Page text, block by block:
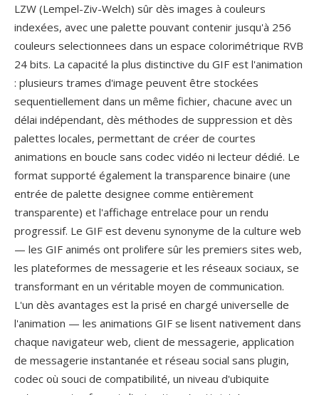
LZW (Lempel-Ziv-Welch) sûr dès images à couleurs
indexées, avec une palette pouvant contenir jusqu'à 256
couleurs selectionnees dans un espace colorimétrique RVB
24 bits. La capacité la plus distinctive du GIF est l'animation
: plusieurs trames d'image peuvent être stockées
sequentiellement dans un même fichier, chacune avec un
délai indépendant, dès méthodes de suppression et dès
palettes locales, permettant de créer de courtes
animations en boucle sans codec vidéo ni lecteur dédié. Le
format supporté également la transparence binaire (une
entrée de palette designee comme entièrement
transparente) et l'affichage entrelace pour un rendu
progressif. Le GIF est devenu synonyme de la culture web
— les GIF animés ont prolifere sûr les premiers sites web,
les plateformes de messagerie et les réseaux sociaux, se
transformant en un véritable moyen de communication.
L'un dès avantages est la prisé en chargé universelle de
l'animation — les animations GIF se lisent nativement dans
chaque navigateur web, client de messagerie, application
de messagerie instantanée et réseau social sans plugin,
codec où souci de compatibilité, un niveau d'ubiquite